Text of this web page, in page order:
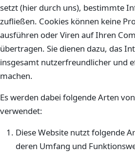
setzt (hier durch uns), bestimmte
zufließen. Cookies können keine
ausführen oder Viren auf Ihren
übertragen. Sie dienen dazu, das
insgesamt nutzerfreundlicher und
machen.
Es werden dabei folgende Arten
verwendet:
Diese Website nutzt folgende
deren Umfang und